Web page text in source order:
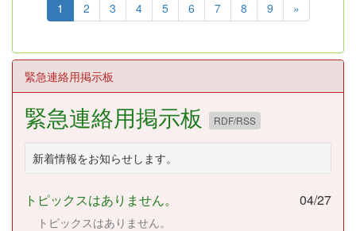
1 2 3 4 5 6 7 8 9 »
緊急連絡用掲示板
緊急連絡用掲示板 RDF/RSS
新着情報をお知らせします。
トピックスはありません。 04/27
トピックスはありません。